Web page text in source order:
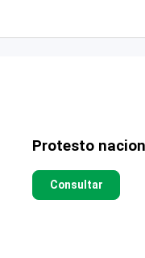
Protesto
Consultar